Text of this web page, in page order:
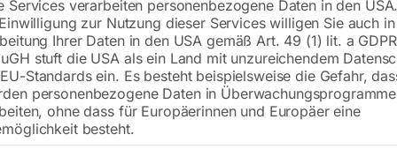
DIN EN 1598, Breite: 3,8m
Bodenfreiheit: 165 mm
€648,00
inkl. MwSt. zzgl.Versandkosten
Services verarbeiten personenbezogene Daten in den
zur Nutzung dieser Services willigen Sie auch
Ihrer Daten in den USA gemäß Art. 49 (1) lit. a
stuft die USA als ein Land mit unzureichendem
Standards ein. Es besteht beispielsweise die Gefahr,
personenbezogene Daten in
ohne dass für Europäerinnen und Europäer eine
besteht.